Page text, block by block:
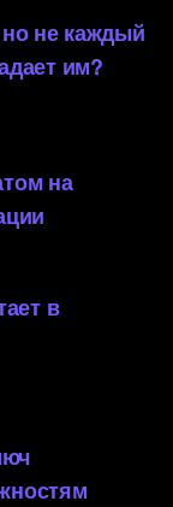
не каждый
им?
на
в